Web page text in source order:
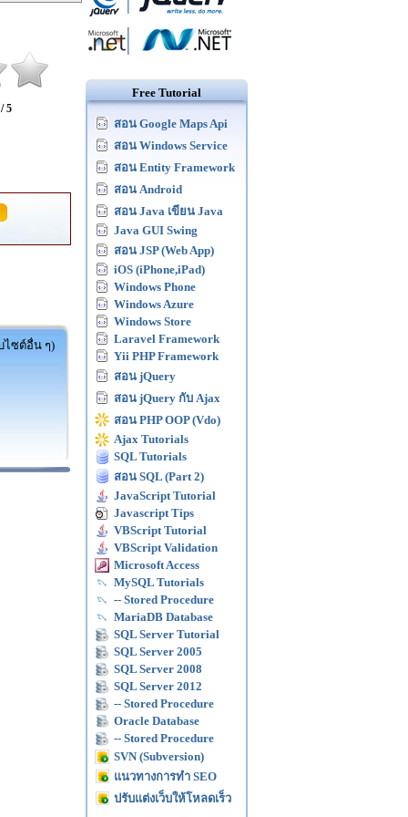
5
ไซต์อื่น ๆ)
Free Tutorial
สอน Google Maps Api
สอน Windows Service
สอน Entity Framework
สอน Android
สอน Java เขียน Java
Java GUI Swing
สอน JSP (Web App)
iOS (iPhone,iPad)
Windows Phone
Windows Azure
Windows Store
Laravel Framework
Yii PHP Framework
สอน jQuery
สอน jQuery กับ Ajax
สอน PHP OOP (Vdo)
Ajax Tutorials
SQL Tutorials
สอน SQL (Part 2)
JavaScript Tutorial
Javascript Tips
VBScript Tutorial
VBScript Validation
Microsoft Access
MySQL Tutorials
-- Stored Procedure
MariaDB Database
SQL Server Tutorial
SQL Server 2005
SQL Server 2008
SQL Server 2012
-- Stored Procedure
Oracle Database
-- Stored Procedure
SVN (Subversion)
แนวทางการทำ SEO
ปรับแต่งเว็บให้โหลดเร็ว